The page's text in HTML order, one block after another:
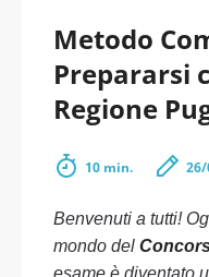
Metodo
Prepararsi
Regione
10 min.
Benvenuti a tutti!
mondo del
esame è diventato